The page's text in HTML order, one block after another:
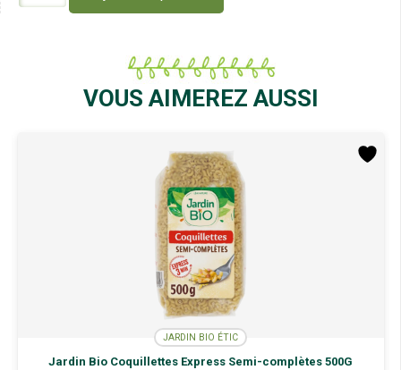
VOUS AIMEREZ AUSSI
JARDIN BIO ÉTIC
Jardin Bio Coquillettes Express Semi-complètes 500G